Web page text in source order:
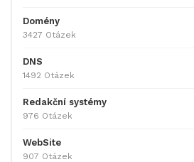
Domény
3427 Otázek
DNS
1492 Otázek
Redakční systémy
976 Otázek
WebSite
907 Otázek